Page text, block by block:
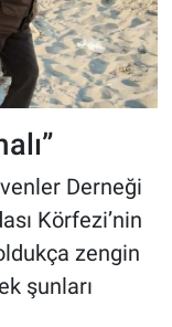
Derneği
Körfezi’nin
zengin
şunları